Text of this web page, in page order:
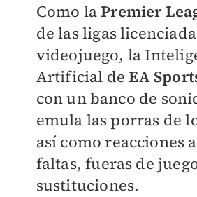
Como laPremier
de las ligas
videojuego, la
Artificial deEA
con un banco de
emula las porras de
así como reacciones
faltas, fueras de
sustituciones.